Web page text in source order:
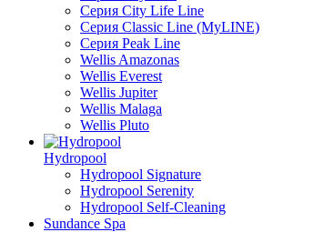
Серия City Life Line
Серия Classic Line (MyLINE)
Серия Peak Line
Wellis Amazonas
Wellis Everest
Wellis Jupiter
Wellis Malaga
Wellis Pluto
Hydropool
Hydropool Signature
Hydropool Serenity
Hydropool Self-Сleaning
Sundance Spa